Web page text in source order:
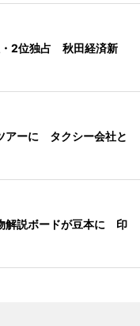
・2位独占 秋田経済新
アーに タクシー会社と
解説ボードが豆本に 印